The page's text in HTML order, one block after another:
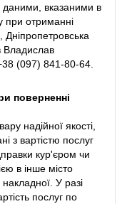
даними, вказаними в
при отриманні
(097) 841-80-64.
поверненні
надійної якості,
з вартістю послуг
кур'єром чи
в інше місто
У разі
послуг по